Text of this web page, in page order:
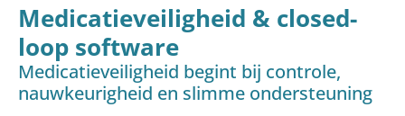
Medicatieveiligheid & closed-
loop software
Medicatieveiligheid begint bij controle,
nauwkeurigheid en slimme ondersteuning